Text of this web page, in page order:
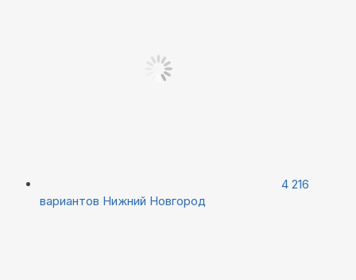
4 216
вариантов Нижний Новгород